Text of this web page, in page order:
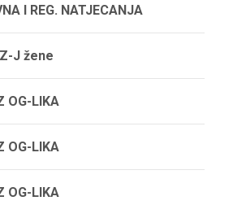
I REG. NATJECANJA
J žene
OG-LIKA
OG-LIKA
OG-LIKA